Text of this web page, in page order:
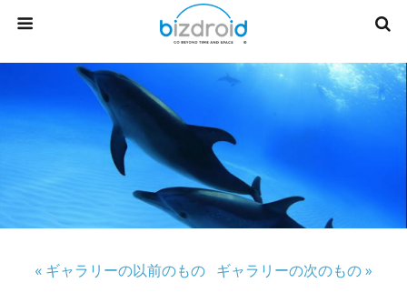
« ギャラリーの以前のもの ギャラリーの次のもの »